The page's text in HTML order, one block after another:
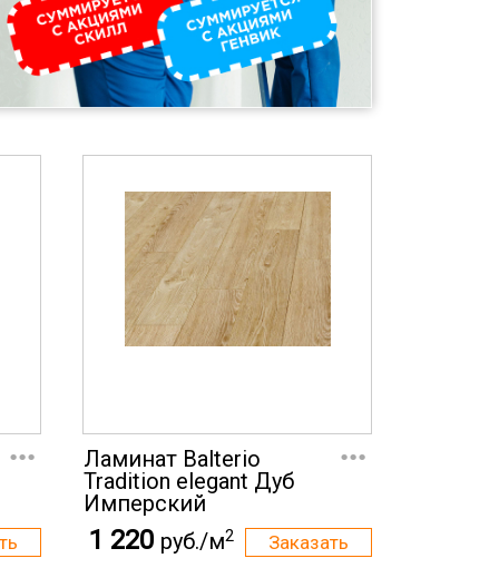
...
Ламинат Balterio
Tradition elegant Дуб
Имперcкий
...
1 220 руб./м2